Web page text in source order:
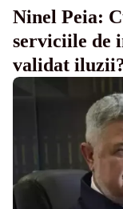
Ninel Peia:
serviciile de
validat